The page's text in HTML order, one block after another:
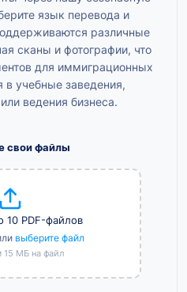
язык перевода и
различные
сканы и фотографии, что
для иммиграционных
в учебные заведения,
ведения бизнеса.
свои файлы
10 PDF-файлов
выберите файл
15 МБ на файл